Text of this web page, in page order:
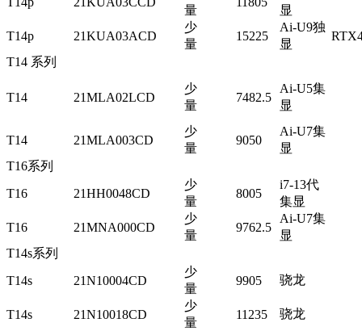
量
显
T14p
21KUA03ACD
少
量
15225
Ai-U9独
显
T14 系列
T14 21MLA02LCD
少
量
7482.5
Ai-U5集
显
T14 21MLA003CD
少
量
9050
Ai-U7集
显
T16系列
T16
21HH0048CD
少
量
8005
i7-13代
集显
T16
21MNA000CD
少
量
9762.5
Ai-U7集
显
T14s系列
T14s
21N10004CD
少
量
9905 骁龙
T14s 21N10018CD
少
量
11235
骁龙